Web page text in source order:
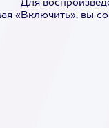
Для
«Включить», вы